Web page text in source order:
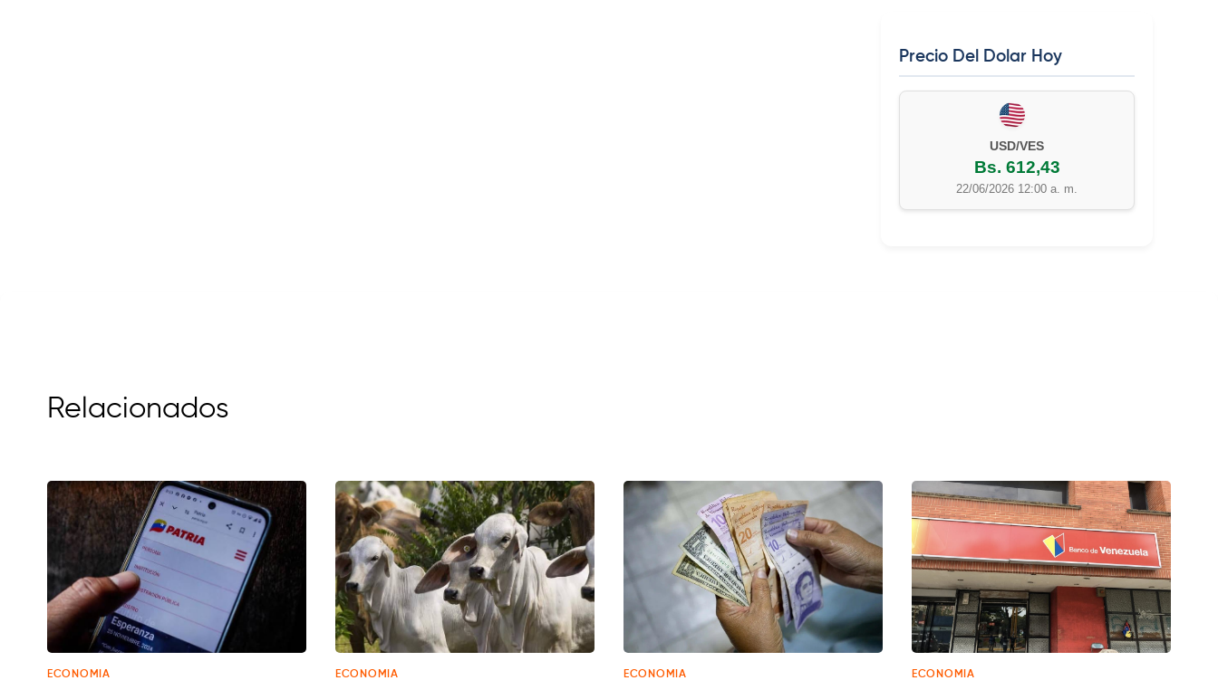
Precio Del Dolar Hoy
USD/VES
Bs. 612,43
22/06/2026 12:00 a. m.
Relacionados
ECONOMIA ECONOMIA ECONOMIA ECONOMIA